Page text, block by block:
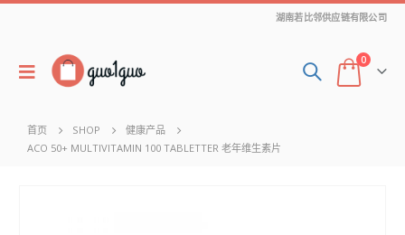
湖南若比邻供应链有限公司
0
首页 SHOP
健康产品
ACO 50+ MULTIVITAMIN 100 TABLETTER 老年维生素片